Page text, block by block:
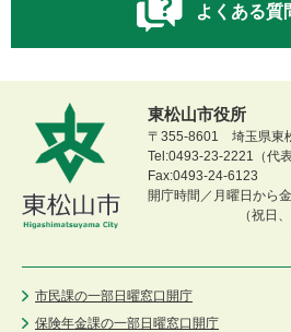
よくある質
東松山市役所
〒355-8601 埼玉県東
Tel:0493-23-2221（代表
Fax:0493-24-6123
開庁時間／月曜日から
（祝日
市民課の一部日曜窓口開庁
保険年金課の一部日曜窓口開庁